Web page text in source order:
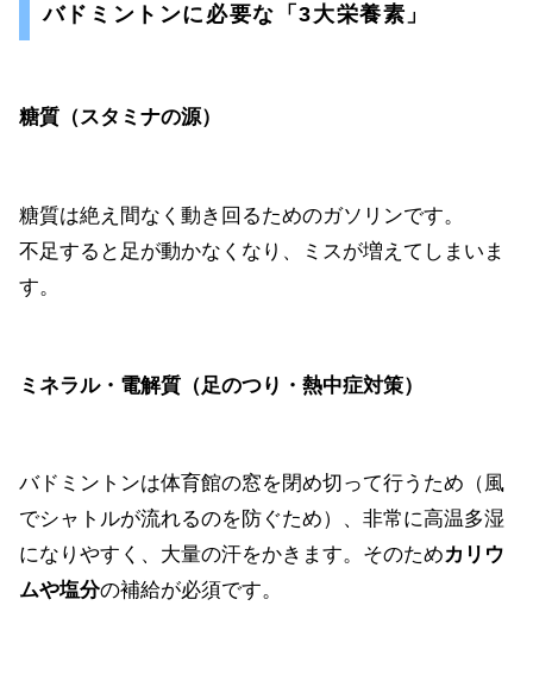
バドミントンに必要な「3大栄養素」
糖質（スタミナの源）
糖質は絶え間なく動き回るためのガソリンです。
不足すると足が動かなくなり、ミスが増えてしまいま
す。
ミネラル・電解質（足のつり・熱中症対策）
バドミントンは体育館の窓を閉め切って行うため（風
でシャトルが流れるのを防ぐため）、非常に高温多湿
になりやすく、大量の汗をかきます。そのためカリウ
ムや塩分の補給が必須です。